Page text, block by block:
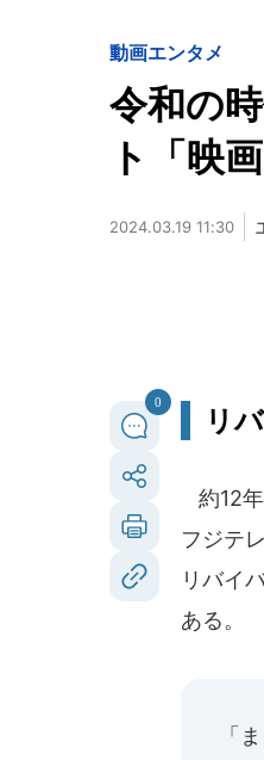
動画エンタメ
令和の
ト「映
2024.03.19 11:30
0
リ
約12
フジテ
リバイ
ある。
「